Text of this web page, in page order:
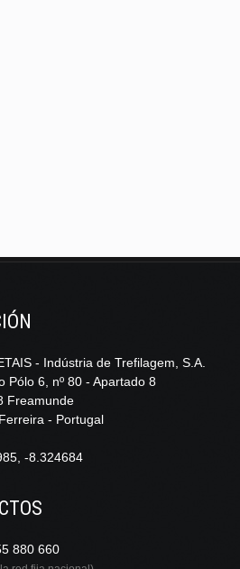
- Indústria de Trefilagem, S.A.
Pólo 6, nº 80 - Apartado 8
Freamunde
- Portugal
-8.324684
880 660